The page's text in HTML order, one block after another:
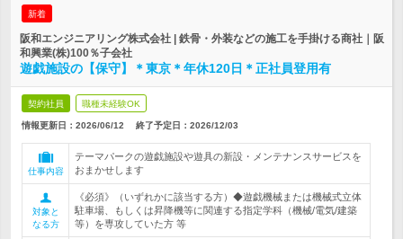
新着
阪和エンジニアリング株式会社 | 鉄骨・外装などの施工を手掛ける商社｜阪
和興業(株)100％子会社
遊戯施設の【保守】＊東京＊年休120日＊正社員登用有
契約社員 職種未経験OK
情報更新日：2026/06/12 終了予定日： 2026/12/03
仕事内容
テーマパークの遊戯施設や遊具の新設・メンテナンスサービスを
おまかせします
対象と
なる方
《必須》（いずれかに該当する方）◆遊戯機械または機械式立体
駐車場、もしくは昇降機等に関連する指定学科（機械/電気/建築
等）を専攻していた方 等